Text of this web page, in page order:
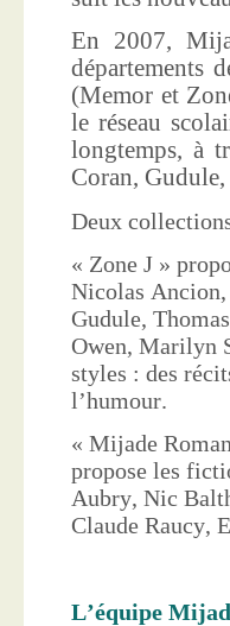
En 2007,
départements
(Memor et
le réseau
longtemps, à
Coran,
Deux
« Zone J »
Nicolas
Gudule,
Owen, Marilyn
styles : des
l’humour.
« Mijade
propose les
Aubry, Nic
Claude Raucy,
L’équipe